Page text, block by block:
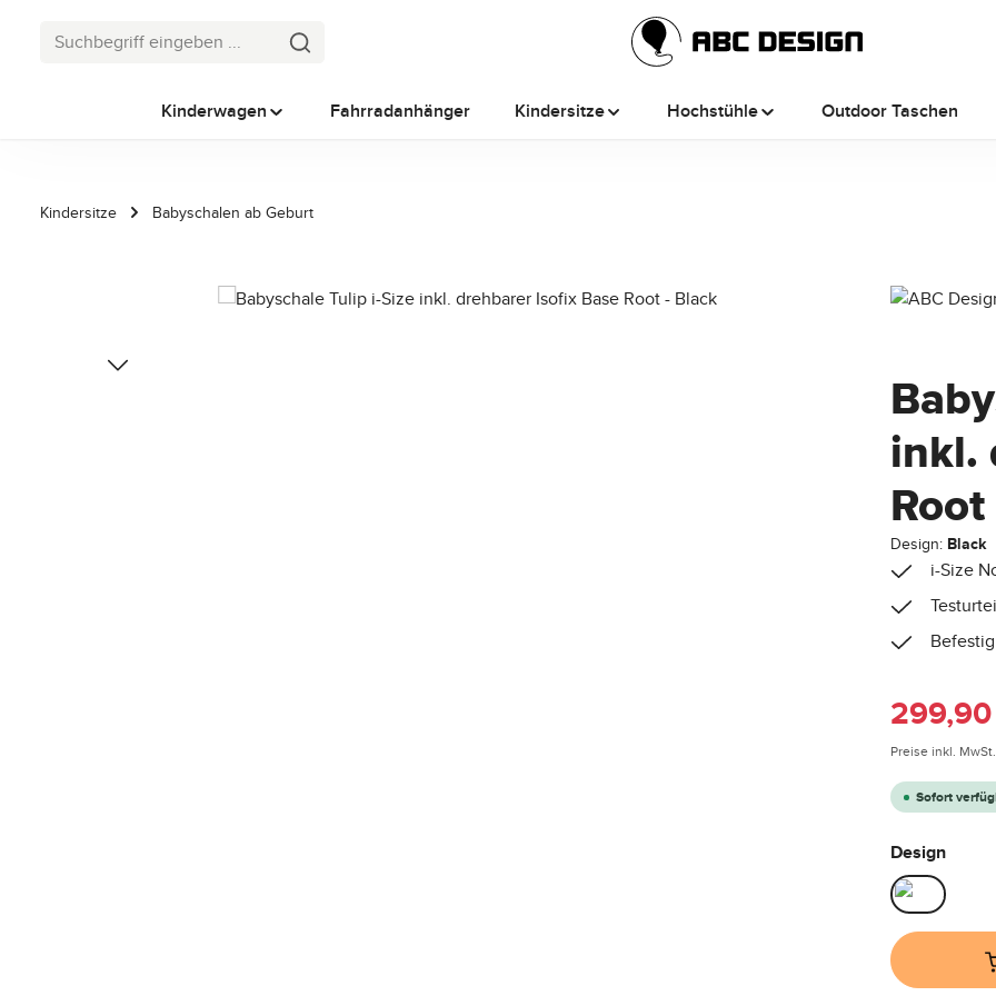
Kinderwagen Fahrradanhänger Kindersitze Hochstühle Outdoor Taschen
Kindersitze Babyschalen ab Geburt
Bildergalerie überspringen
inkl.
Design: Black
i-Size
Preise inkl.
Sofort
Design
Black